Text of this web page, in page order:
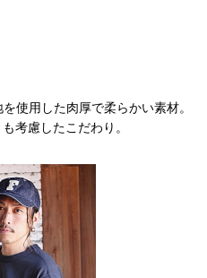
使用した肉厚で柔らかい素材。
考慮したこだわり。